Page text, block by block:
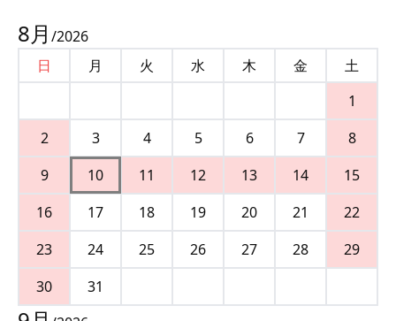
8月 /2026
日
月 火 水 木 金
土
1
2
3 4 5 6 7
8
9
10 11 12 13 14
15
16
17 18 19 20 21
22
23
24 25 26 27 28
29
30
31